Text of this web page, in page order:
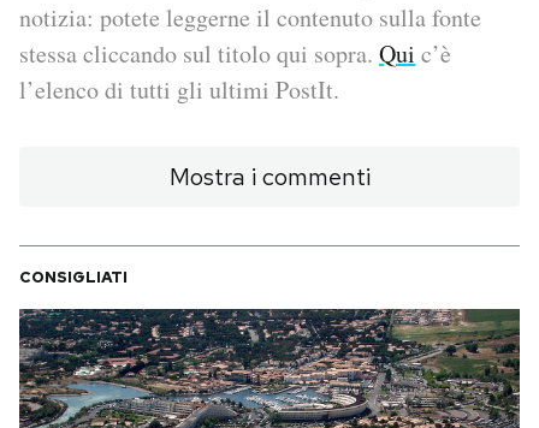
NEWSLETTER
I MIEI PREFERITI
CALENDARIO
AREA PERSONALE
Area Personale
Newsletter
notizia: potete leggerne il contenuto sulla fonte
stessa cliccando sul titolo qui sopra. Qui c’è
l’elenco di tutti gli ultimi PostIt.
Mostra i commenti
CONSIGLIATI